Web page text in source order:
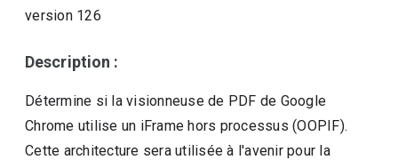
version 126
Description :
Détermine si la visionneuse de PDF de Google
Chrome utilise un iFrame hors processus (OOPIF).
Cette architecture sera utilisée à l'avenir pour la